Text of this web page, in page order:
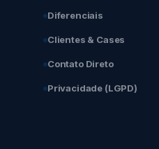
Diferenciais
Clientes & Cases
Contato Direto
Privacidade (LGPD)